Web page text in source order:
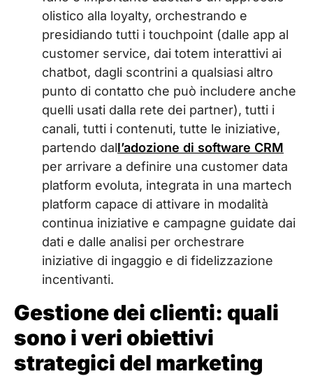
olistico alla loyalty, orchestrando e
presidiando tutti i touchpoint (dalle app al
customer service, dai totem interattivi ai
chatbot, dagli scontrini a qualsiasi altro
punto di contatto che può includere anche
quelli usati dalla rete dei partner), tutti i
canali, tutti i contenuti, tutte le iniziative,
partendo dall’adozione di software CRM
per arrivare a definire una customer data
platform evoluta, integrata in una martech
platform capace di attivare in modalità
continua iniziative e campagne guidate dai
dati e dalle analisi per orchestrare
iniziative di ingaggio e di fidelizzazione
incentivanti.
Gestione dei clienti: quali
sono i veri obiettivi
strategici del marketing